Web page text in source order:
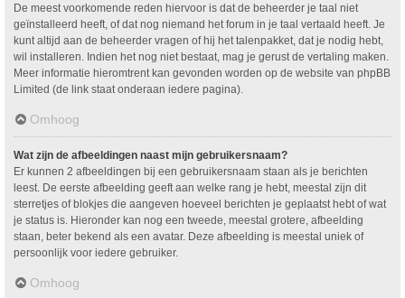
De meest voorkomende reden hiervoor is dat de beheerder je taal niet
geïnstalleerd heeft, of dat nog niemand het forum in je taal vertaald heeft. Je
kunt altijd aan de beheerder vragen of hij het talenpakket, dat je nodig hebt,
wil installeren. Indien het nog niet bestaat, mag je gerust de vertaling maken.
Meer informatie hieromtrent kan gevonden worden op de website van phpBB
Limited (de link staat onderaan iedere pagina).
Omhoog
Wat zijn de afbeeldingen naast mijn gebruikersnaam?
Er kunnen 2 afbeeldingen bij een gebruikersnaam staan als je berichten
leest. De eerste afbeelding geeft aan welke rang je hebt, meestal zijn dit
sterretjes of blokjes die aangeven hoeveel berichten je geplaatst hebt of wat
je status is. Hieronder kan nog een tweede, meestal grotere, afbeelding
staan, beter bekend als een avatar. Deze afbeelding is meestal uniek of
persoonlijk voor iedere gebruiker.
Omhoog